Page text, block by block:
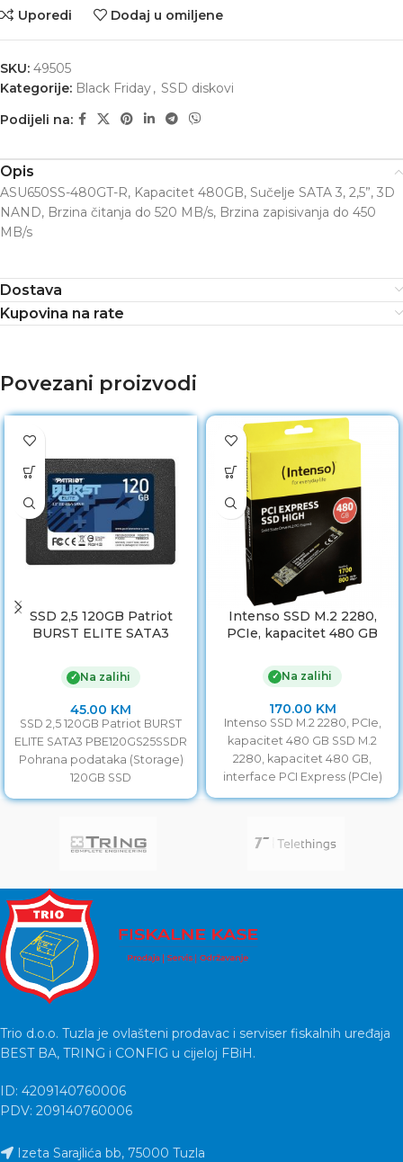
Uporedi Dodaj u omiljene
SKU: 49505
Kategorije: Black Friday, SSD diskovi
Podijeli na:
Opis
ASU650SS-480GT-R, Kapacitet 480GB, Sučelje SATA 3, 2,5”, 3D
NAND, Brzina čitanja do 520 MB/s, Brzina zapisivanja do 450
MB/s
Dostava
Kupovina na rate
Povezani proizvodi
SSD 2,5 120GB Patriot
BURST ELITE SATA3
✓ Na zalihi
45.00 KM
SSD 2,5 120GB Patriot BURST
ELITE SATA3 PBE120GS25SSDR
Pohrana podataka (Storage)
120GB SSD
Intenso SSD M.2 2280,
PCIe, kapacitet 480 GB
✓ Na zalihi
170.00 KM
Intenso SSD M.2 2280, PCIe,
kapacitet 480 GB SSD M.2
2280, kapacitet 480 GB,
interface PCI Express (PCIe)
Gen.3×4 NVME,
Trio d.o.o. Tuzla je ovlašteni prodavac i serviser fiskalnih uređaja
BEST BA, TRING i CONFIG u cijeloj FBiH.
ID: 4209140760006
PDV: 209140760006
Izeta Sarajlića bb, 75000 Tuzla